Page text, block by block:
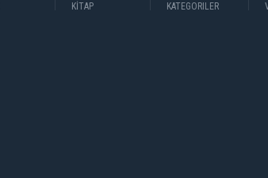
KİTAP KATEGORILER